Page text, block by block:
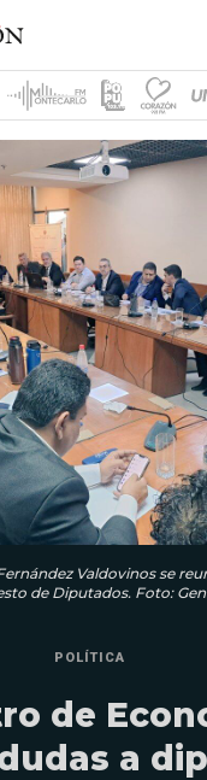
Valdovinos se
de Diputados. Foto:
POLÍTICA
de
a